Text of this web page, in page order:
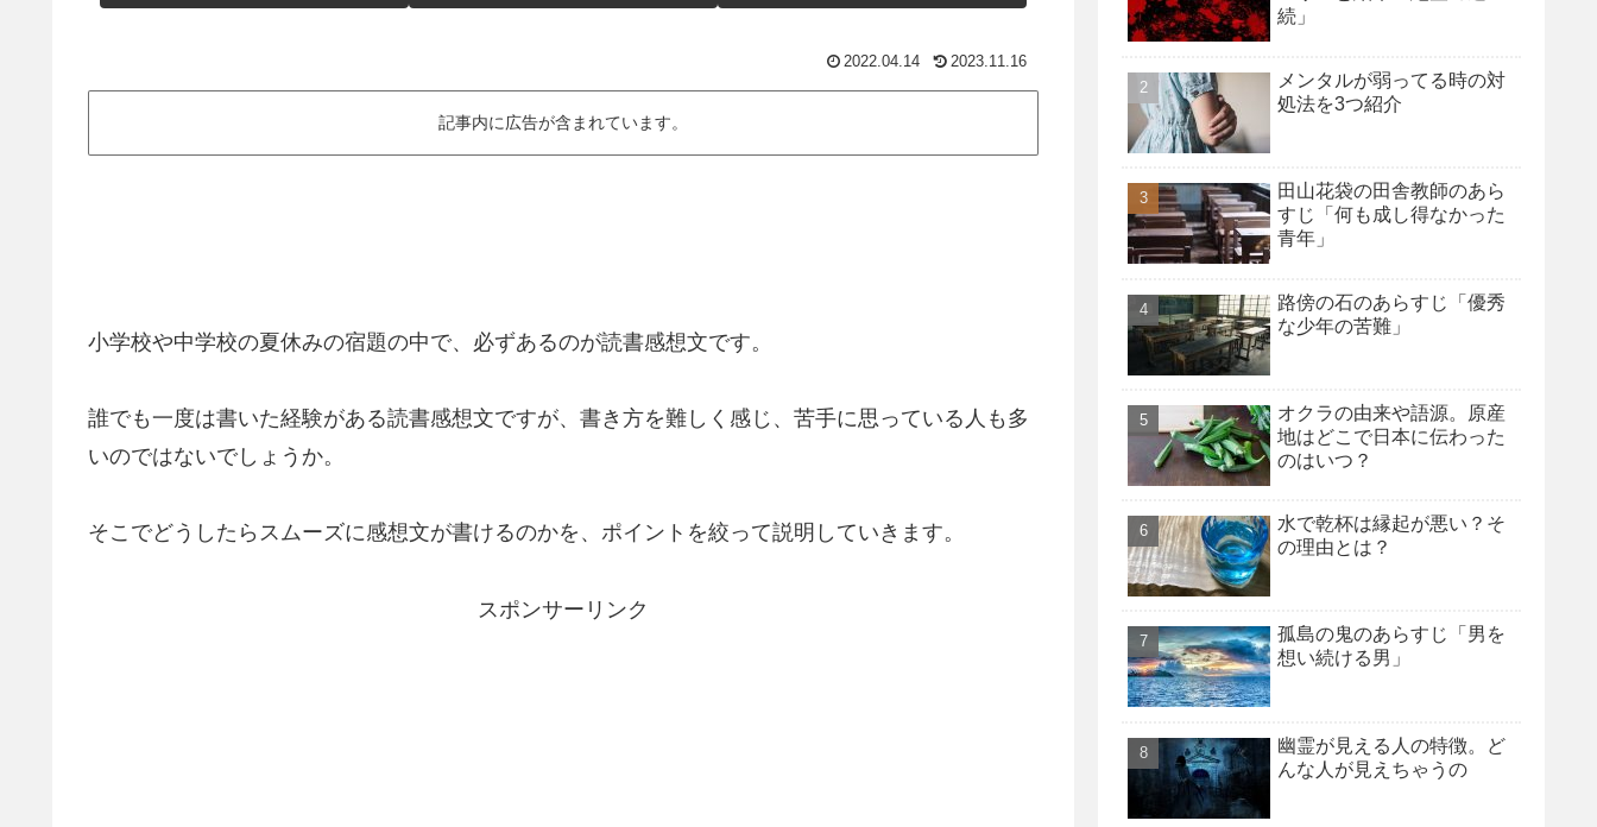
2022.04.14 2023.11.16
記事内に広告が含まれています。
小学校や中学校の夏休みの宿題の中で、必ずあるのが読書感想文です。
誰でも一度は書いた経験がある読書感想文ですが、書き方を難しく感じ、苦手に思っている人も多
いのではないでしょうか。
そこでどうしたらスムーズに感想文が書けるのかを、ポイントを絞って説明していきます。
スポンサーリンク
続」
メンタルが弱ってる時の対
処法を3つ紹介
田山花袋の田舎教師のあら
すじ「何も成し得なかった
青年」
路傍の石のあらすじ「優秀
な少年の苦難」
オクラの由来や語源。原産
地はどこで日本に伝わった
のはいつ？
水で乾杯は縁起が悪い？そ
の理由とは？
孤島の鬼のあらすじ「男を
想い続ける男」
幽霊が見える人の特徴。ど
んな人が見えちゃうの